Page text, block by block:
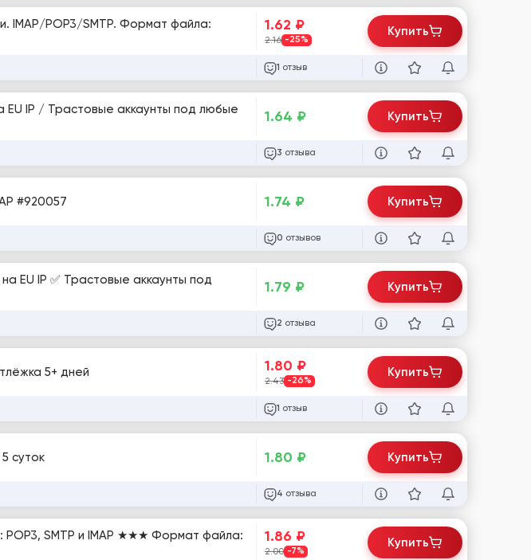
IMAP/POP3/SMTP. Формат файла:
1.62 ₽
2.16 -25%
1 отзыв
Купить
любые
1.64 ₽
3 отзыва
Купить
GMX - Долгосрочные аккаунты --- Автореги --- --- POP3 --- SMTP --- IMAP #920057 1.74 ₽
0 отзывов
Купить
EU IP ✅ Трастовые аккаунты под
1.79 ₽
2 отзыва
Купить
Отлёжка 5+ дней 1.80 ₽
2.43 -26%
1 отзыв
Купить
суток 1.80 ₽
4 отзыва
Купить
SMTP и IMAP ★★★ Формат файла:
1.86 ₽
2.00 -7%
Купить